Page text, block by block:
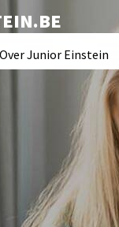
Over Junior Einstein